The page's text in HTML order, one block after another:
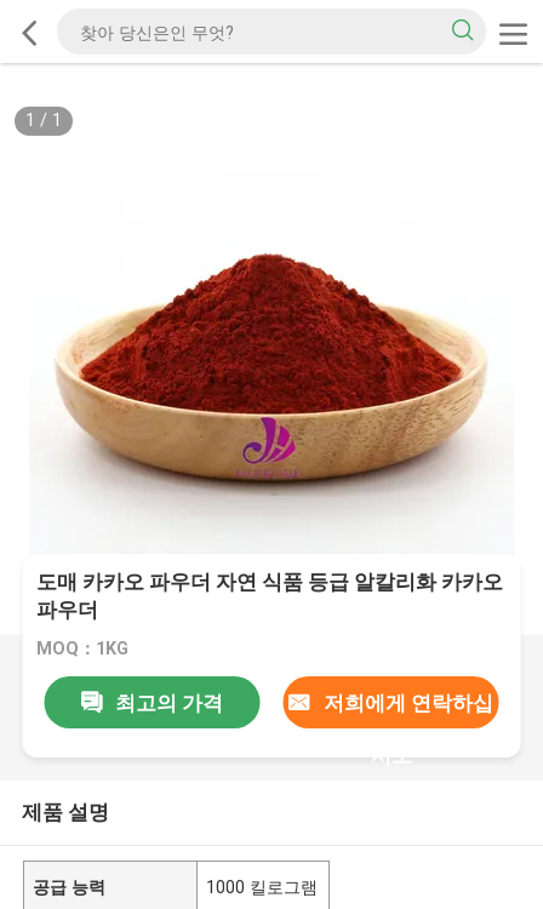
1 / 1
도매 카카오 파우더 자연 식품 등급 알칼리화 카카오
파우더
MOQ：1KG
최고의 가격 저희에게 연락하십
시오
제품 설명
공급 능력 1000 킬로그램